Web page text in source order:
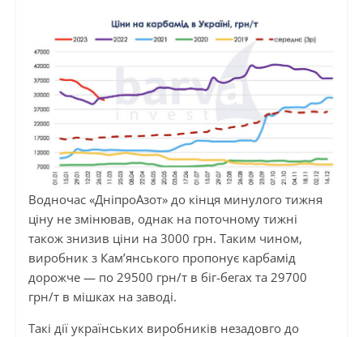
Водночас «ДніпроАзот» до кінця минулого тижня
ціну не змінював, однак на поточному тижні
також знизив ціни на 3000 грн. Таким чином,
виробник з Кам’янського пропонує карбамід
дорожче — по 29500 грн/т в біг-бегах та 29700
грн/т в мішках на заводі.
Такі дії українських виробників незадовго до